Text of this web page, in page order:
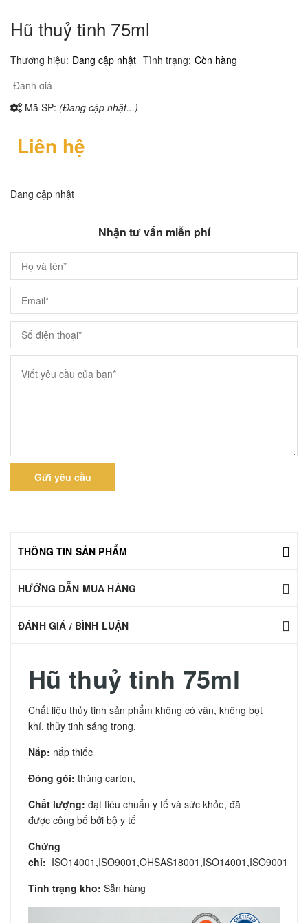
Hũ thuỷ tinh 75ml
Thương hiệu: Đang cập nhật Tình trạng: Còn hàng
Đánh giá
Mã SP: (Đang cập nhật...)
Liên hệ
Đang cập nhật
Nhận tư vấn miễn phí
Gửi yêu cầu
THÔNG TIN SẢN PHẨM
HƯỚNG DẪN MUA HÀNG
ĐÁNH GIÁ / BÌNH LUẬN
Hũ thuỷ tinh 75ml
Chất liệu thủy tinh sản phẩm không có vân, không bọt
khí, thủy tinh sáng trong,
Nắp: nắp thiếc
Đóng gói: thùng carton,
Chất lượng: đạt tiêu chuẩn y tế và sức khỏe, đã
được công bố bởi bộ y tế
Chứng
chỉ: ISO14001,ISO9001,OHSAS18001,ISO14001,ISO9001
Tình trạng kho: Sẵn hàng